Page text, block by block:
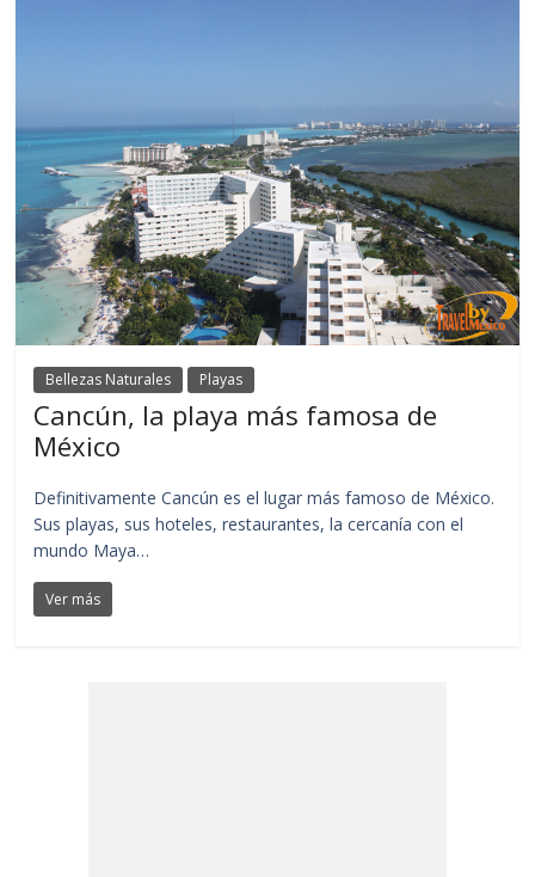
Bellezas Naturales Playas
Cancún, la playa más famosa de
México
Definitivamente Cancún es el lugar más famoso de México.
Sus playas, sus hoteles, restaurantes, la cercanía con el
mundo Maya…
Ver más